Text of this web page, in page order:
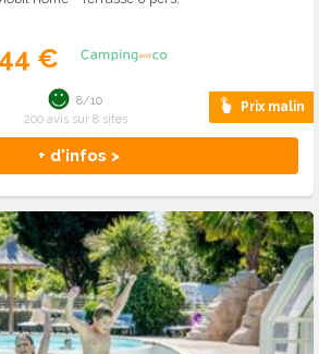
€
Prix malin
+ d'infos >
8/10
200 avis sur 8 sites